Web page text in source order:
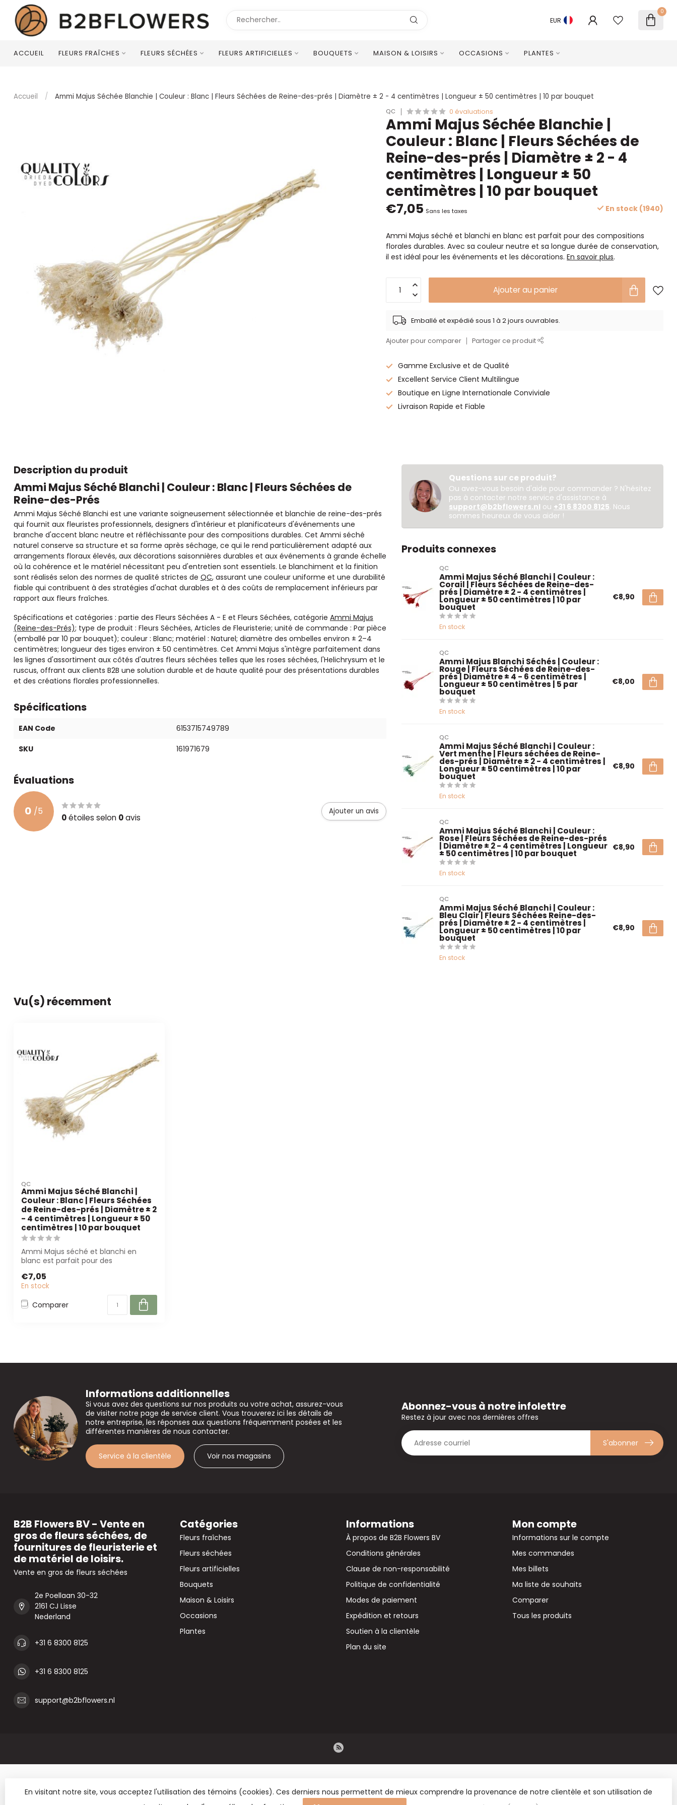
EUR
0
ACCUEIL FLEURS FRAÎCHES FLEURS SÉCHÉES FLEURS ARTIFICIELLES BOUQUETS MAISON & LOISIRS OCCASIONS PLANTES
Accueil / Ammi Majus Séchée Blanchie | Couleur : Blanc | Fleurs Séchées de Reine-des-prés | Diamètre ± 2 - 4 centimètres | Longueur ± 50 centimètres | 10 par bouquet
QC 0 évaluations
Ammi Majus Séchée Blanchie |
Couleur : Blanc | Fleurs Séchées de
Reine-des-prés | Diamètre ± 2 - 4
centimètres | Longueur ± 50
centimètres | 10 par bouquet
€7,05 Sans les taxes En stock (1940)
Ammi Majus séché et blanchi en blanc est parfait pour des compositions
florales durables. Avec sa couleur neutre et sa longue durée de conservation,
il est idéal pour les événements et les décorations.En savoir plus.
Ajouter au panier
Emballé et expédié sous 1 à 2 jours ouvrables.
Ajouter pour comparer Partager ce produit
Gamme Exclusive et de Qualité
Excellent Service Client Multilingue
Boutique en Ligne Internationale Conviviale
Livraison Rapide et Fiable
Description du produit
Ammi Majus Séché Blanchi | Couleur : Blanc | Fleurs Séchées de
Reine-des-Prés
Ammi Majus Séché Blanchi est une variante soigneusement sélectionnée et blanchie de reine-des-prés
qui fournit aux fleuristes professionnels, designers d'intérieur et planificateurs d'événements une
branche d'accent blanc neutre et réfléchissante pour des compositions durables. Cet Ammi séché
naturel conserve sa structure et sa forme après séchage, ce qui le rend particulièrement adapté aux
arrangements floraux élevés, aux décorations saisonnières durables et aux événements à grande échelle
où la cohérence et le matériel nécessitant peu d'entretien sont essentiels. Le blanchiment et la finition
sont réalisés selon des normes de qualité strictes de QC, assurant une couleur uniforme et une durabilité
fiable qui contribuent à des stratégies d'achat durables et à des coûts de remplacement inférieurs par
rapport aux fleurs fraîches.
Spécifications et catégories : partie des Fleurs Séchées A - E et Fleurs Séchées, catégorie Ammi Majus
(Reine-des-Prés); type de produit : Fleurs Séchées, Articles de Fleuristerie; unité de commande : Par pièce
(emballé par 10 par bouquet); couleur : Blanc; matériel : Naturel; diamètre des ombelles environ ± 2–4
centimètres; longueur des tiges environ ± 50 centimètres. Cet Ammi Majus s'intègre parfaitement dans
les lignes d'assortiment aux côtés d'autres fleurs séchées telles que les roses séchées, l'Helichrysum et le
ruscus, offrant aux clients B2B une solution durable et de haute qualité pour des présentations durables
et des créations florales professionnelles.
Spécifications
EAN Code 6153715749789
SKU 161971679
Évaluations
0 /5
0étoiles selon 0avis
Ajouter un avis
Questions sur ce produit?
Ou avez-vous besoin d'aide pour commander ? N'hésitez
pas à contacter notre service d'assistance à
support@b2bflowers.nl ou +31 6 8300 8125. Nous
sommes heureux de vous aider !
Produits connexes
QC
Ammi Majus Séché Blanchi | Couleur :
Corail | Fleurs Séchées de Reine-des-
prés | Diamètre ± 2 - 4 centimètres |
Longueur ± 50 centimètres | 10 par
bouquet
En stock
€8,90
QC
Ammi Majus Blanchi Séchés | Couleur :
Rouge | Fleurs Séchées de Reine-des-
prés | Diamètre ± 4 - 6 centimètres |
Longueur ± 50 centimètres | 5 par
bouquet
En stock
€8,00
QC
Ammi Majus Séché Blanchi | Couleur :
Vert menthe | Fleurs séchées de Reine-
des-prés | Diamètre ± 2 - 4 centimètres |
Longueur ± 50 centimètres | 10 par
bouquet
En stock
€8,90
QC
Ammi Majus Séché Blanchi | Couleur :
Rose | Fleurs Séchées de Reine-des-prés
| Diamètre ± 2 - 4 centimètres | Longueur
± 50 centimètres | 10 par bouquet
En stock
€8,90
QC
Ammi Majus Séché Blanchi | Couleur :
Bleu Clair | Fleurs Séchées Reine-des-
prés | Diamètre ± 2 - 4 centimètres |
Longueur ± 50 centimètres | 10 par
bouquet
En stock
€8,90
Vu(s) récemment
QC
Ammi Majus Séché Blanchi |
Couleur : Blanc | Fleurs Séchées
de Reine-des-prés | Diamètre ± 2
- 4 centimètres | Longueur ± 50
centimètres | 10 par bouquet
Ammi Majus séché et blanchi en
blanc est parfait pour des
€7,05
En stock
Comparer
Informations additionnelles
Si vous avez des questions sur nos produits ou votre achat, assurez-vous
de visiter notre page de service client. Vous trouverez ici les détails de
notre entreprise, les réponses aux questions fréquemment posées et les
différentes manières de nous contacter.
Service à la clientèle Voir nos magasins
Abonnez-vous à notre infolettre
Restez à jour avec nos dernières offres
S'abonner
B2B Flowers BV - Vente en
gros de fleurs séchées, de
fournitures de fleuristerie et
de matériel de loisirs.
Vente en gros de fleurs séchées
2e Poellaan 30-32
2161 CJ Lisse
Nederland
+31 6 8300 8125
+31 6 8300 8125
support@b2bflowers.nl
Catégories
Fleurs fraîches
Fleurs séchées
Fleurs artificielles
Bouquets
Maison & Loisirs
Occasions
Plantes
Informations
À propos de B2B Flowers BV
Conditions générales
Clause de non-responsabilité
Politique de confidentialité
Modes de paiement
Expédition et retours
Soutien à la clientèle
Plan du site
Mon compte
Informations sur le compte
Mes commandes
Mes billets
Ma liste de souhaits
Comparer
Tous les produits
En visitant notre site, vous acceptez l'utilisation des témoins (cookies). Ces derniers nous permettent de mieux comprendre la provenance de notre clientèle et son utilisation de